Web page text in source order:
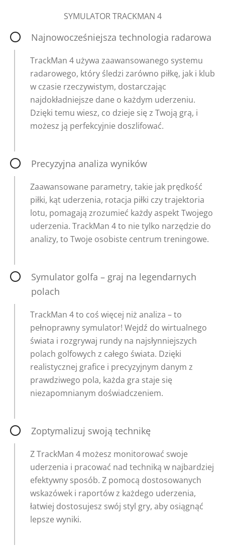
SYMULATOR TRACKMAN 4
Najnowocześniejsza technologia radarowa
TrackMan 4 używa zaawansowanego systemu
radarowego, który śledzi zarówno piłkę, jak i klub
w czasie rzeczywistym, dostarczając
najdokładniejsze dane o każdym uderzeniu.
Dzięki temu wiesz, co dzieje się z Twoją grą, i
możesz ją perfekcyjnie doszlifować.
Precyzyjna analiza wyników
Zaawansowane parametry, takie jak prędkość
piłki, kąt uderzenia, rotacja piłki czy trajektoria
lotu, pomagają zrozumieć każdy aspekt Twojego
uderzenia. TrackMan 4 to nie tylko narzędzie do
analizy, to Twoje osobiste centrum treningowe.
Symulator golfa – graj na legendarnych
polach
TrackMan 4 to coś więcej niż analiza – to
pełnoprawny symulator! Wejdź do wirtualnego
świata i rozgrywaj rundy na najsłynniejszych
polach golfowych z całego świata. Dzięki
realistycznej grafice i precyzyjnym danym z
prawdziwego pola, każda gra staje się
niezapomnianym doświadczeniem.
Zoptymalizuj swoją technikę
Z TrackMan 4 możesz monitorować swoje
uderzenia i pracować nad techniką w najbardziej
efektywny sposób. Z pomocą dostosowanych
wskazówek i raportów z każdego uderzenia,
łatwiej dostosujesz swój styl gry, aby osiągnąć
lepsze wyniki.